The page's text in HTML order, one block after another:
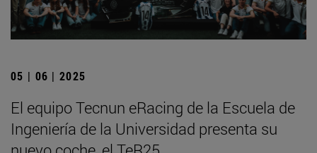
05 | 06 | 2025
El equipo Tecnun eRacing de la Escuela de
Ingeniería de la Universidad presenta su